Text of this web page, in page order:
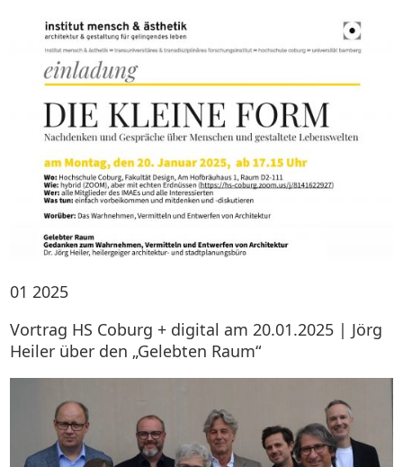
01 2025
Vortrag HS Coburg + digital am 20.01.2025 | Jörg
Heiler über den „Gelebten Raum“